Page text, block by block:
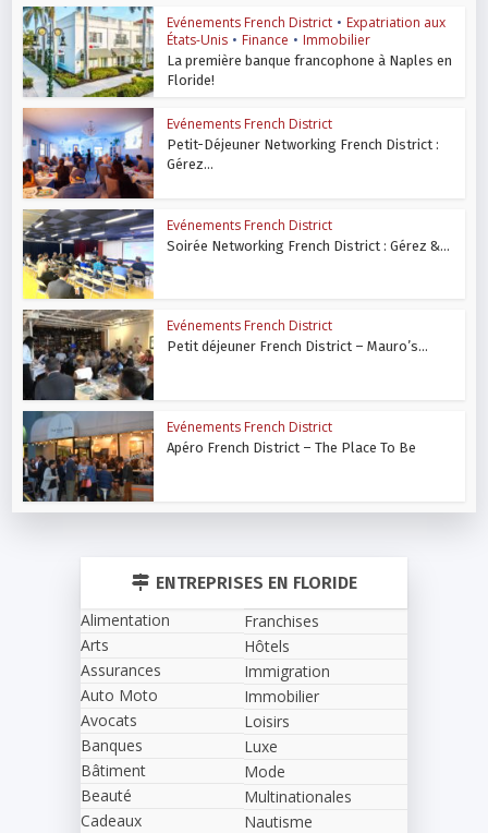
Evénements French District • Expatriation aux
États-Unis • Finance • Immobilier
La première banque francophone à Naples en
Floride!
Evénements French District
Petit-Déjeuner Networking French District :
Gérez...
Evénements French District
Soirée Networking French District : Gérez &...
Evénements French District
Petit déjeuner French District – Mauro’s...
Evénements French District
Apéro French District – The Place To Be
ENTREPRISES EN FLORIDE
Alimentation
Arts
Assurances
Auto Moto
Avocats
Banques
Bâtiment
Beauté
Cadeaux
Franchises
Hôtels
Immigration
Immobilier
Loisirs
Luxe
Mode
Multinationales
Nautisme